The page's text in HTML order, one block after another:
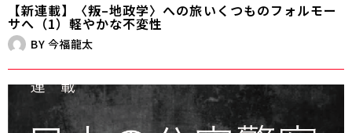
【新連載】〈叛–地政学〉への旅――いくつものフォルモー
サへ（1）軽やかな不変性
BY 今福龍太